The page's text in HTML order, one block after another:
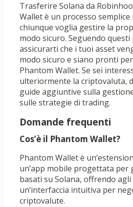
Trasferire Solana da
Wallet è un processo
chiunque voglia gestire la
modo sicuro. Seguendo
assicurarti che i tuoi asset
modo sicuro e siano pronti
Phantom Wallet. Se sei
ulteriormente la criptovaluta,
guide aggiuntive sulla
sulle strategie di trading.
Domande frequenti
Cos’è il Phantom Wallet?
Phantom Wallet è
un’app mobile progettata per
basati su Solana, offrendo
un’interfaccia intuitiva per
criptovalute.